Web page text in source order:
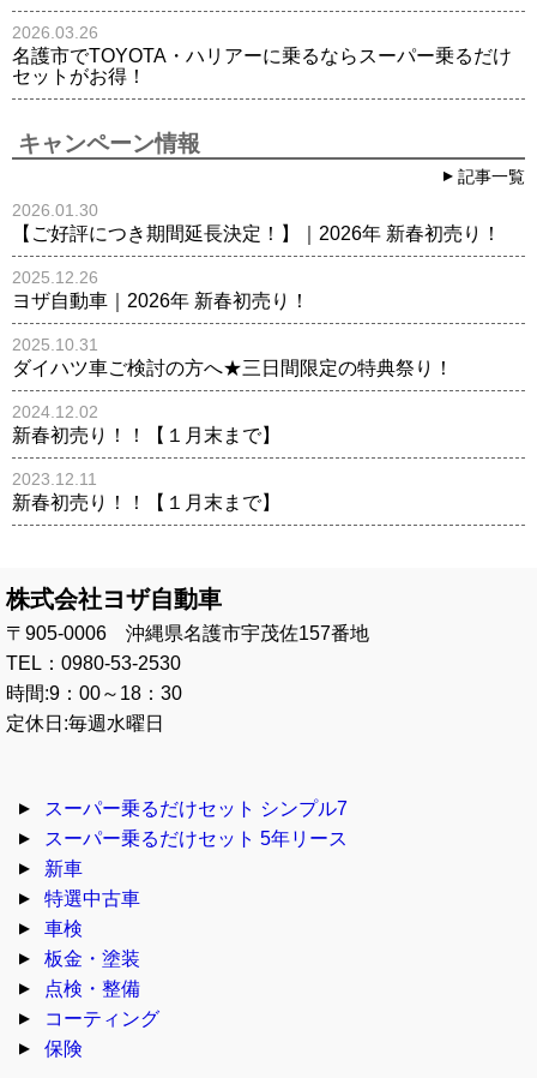
2026.03.26
名護市でTOYOTA・ハリアーに乗るならスーパー乗るだけ
セットがお得！
キャンペーン情報
記事一覧
2026.01.30
【ご好評につき期間延長決定！】｜2026年 新春初売り！
2025.12.26
ヨザ自動車｜2026年 新春初売り！
2025.10.31
ダイハツ車ご検討の方へ★三日間限定の特典祭り！
2024.12.02
新春初売り！！【１月末まで】
2023.12.11
新春初売り！！【１月末まで】
株式会社ヨザ自動車
〒905-0006 沖縄県名護市宇茂佐157番地
TEL：0980-53-2530
時間:9：00～18：30
定休日:毎週水曜日
スーパー乗るだけセット シンプル7
スーパー乗るだけセット 5年リース
新車
特選中古車
車検
板金・塗装
点検・整備
コーティング
保険